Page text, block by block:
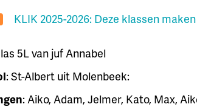
KLIK 2025-2026: Deze klassen
5L van juf Annabel
: St-Albert uit Molenbeek:
: Aiko, Adam, Jelmer, Kato, Max,